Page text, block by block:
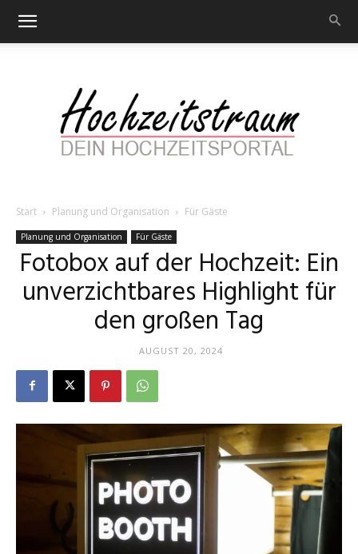
–
Portal
rund
Start Planung und Organisation Für Gäste
Planung und Organisation Für Gäste
Fotobox auf der Hochzeit: Ein
unverzichtbares Highlight für
den großen Tag
AUGUST 20, 2024